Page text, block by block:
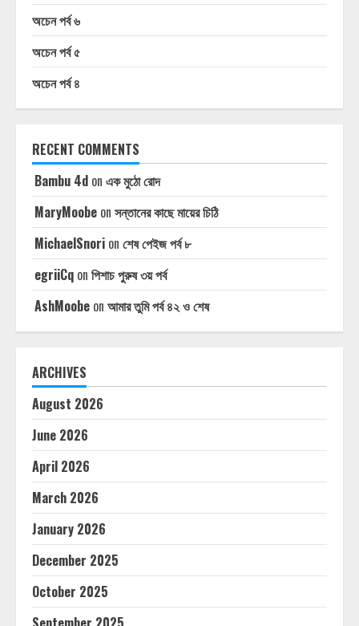
অচেন পর্ব ৬
অচেন পর্ব ৫
অচেন পর্ব ৪
RECENT COMMENTS
Bambu 4d on এক মুঠো রোদ
MaryMoobe on সন্তানের কাছে মায়ের চিঠি
MichaelSnori on শেষ পেইজ পর্ব ৮
egriiCq on পিশাচ পুরুষ ৩য় পর্ব
AshMoobe on আমার তুমি পর্ব ৪২ ও শেষ
ARCHIVES
August 2026
June 2026
April 2026
March 2026
January 2026
December 2025
October 2025